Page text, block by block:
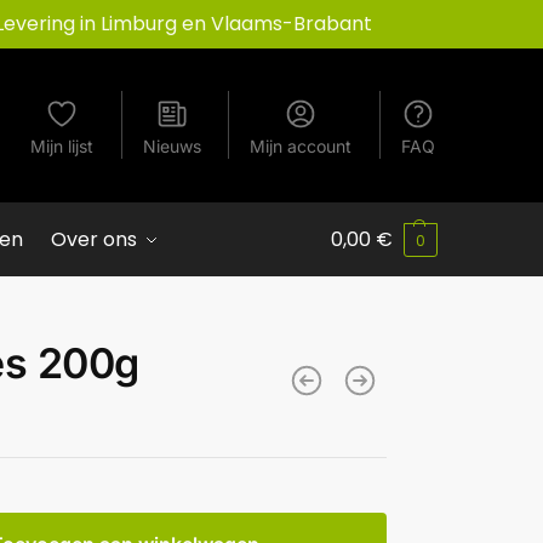
in Limburg en Vlaams-Brabant
Mijn lijst Nieuws Mijn account FAQ
Over ons 0,00 € 0
200g